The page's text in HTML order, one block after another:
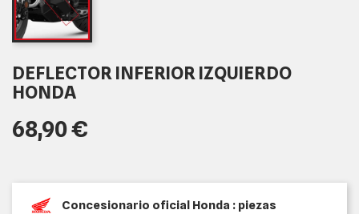
DEFLECTOR INFERIOR IZQUIERDO
HONDA
68,90 €
Concesionario oficial Honda : piezas